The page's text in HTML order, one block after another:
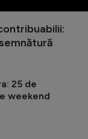
25 de
weekend